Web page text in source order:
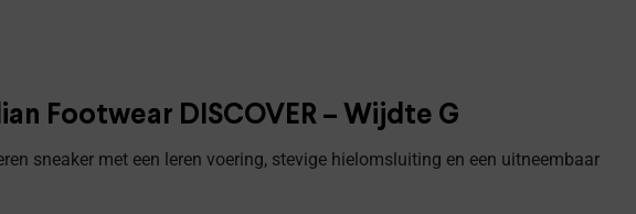
Footwear DISCOVER – Wijdte G
sneaker met een leren voering, stevige hielomsluiting en een uitneembaar